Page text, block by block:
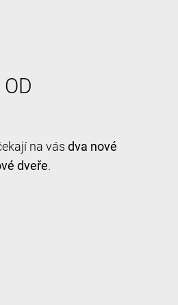
na vás dva nové
dveře.